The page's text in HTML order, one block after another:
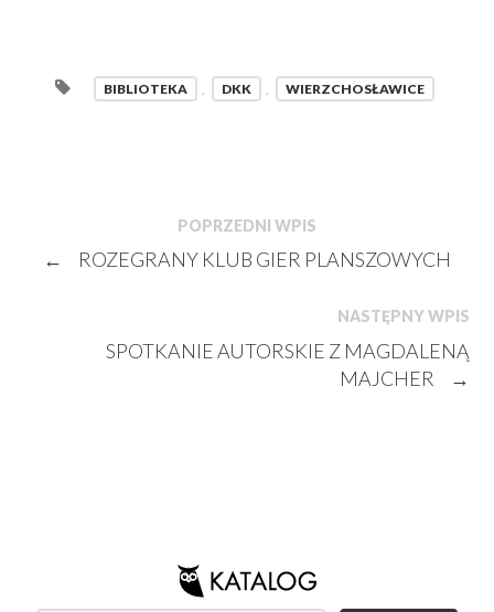
BIBLIOTEKA , DKK , WIERZCHOSŁAWICE
POPRZEDNI WPIS
← ROZEGRANY KLUB GIER PLANSZOWYCH
NASTĘPNY WPIS
SPOTKANIE AUTORSKIE Z MAGDALENĄ
MAJCHER
→